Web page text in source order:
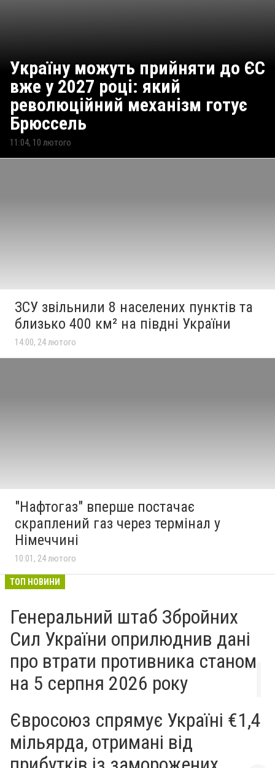
Україну можуть прийняти до ЄС
вже у 2027 році: який
революційний механізм готує
Брюссель
11:04, 10 лютого
ЗСУ звільнили 8 населених пунктів та
близько 400 км² на півдні України
14:00, 24 лютого
"Нафтогаз" вперше постачає
скраплений газ через термінал у
Німеччині
10:01, 24 лютого
ТОП НОВИНИ
Генеральний штаб Збройних
Сил України оприлюднив дані
про втрати противника станом
на 5 серпня 2026 року
Євросоюз спрямує Україні €1,4
мільярда, отримані від